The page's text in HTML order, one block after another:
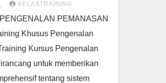
KELASTRAINING
PEMANASAN
Khusus Pengenalan
Kursus Pengenalan
untuk memberikan
tentang sistem